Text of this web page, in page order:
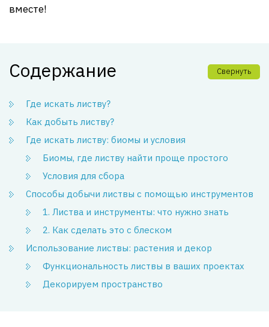
вместе!
Содержание Свернуть
Где искать листву?
Как добыть листву?
Где искать листву: биомы и условия
Биомы, где листву найти проще простого
Условия для сбора
Способы добычи листвы с помощью инструментов
1. Листва и инструменты: что нужно знать
2. Как сделать это с блеском
Использование листвы: растения и декор
Функциональность листвы в ваших проектах
Декорируем пространство